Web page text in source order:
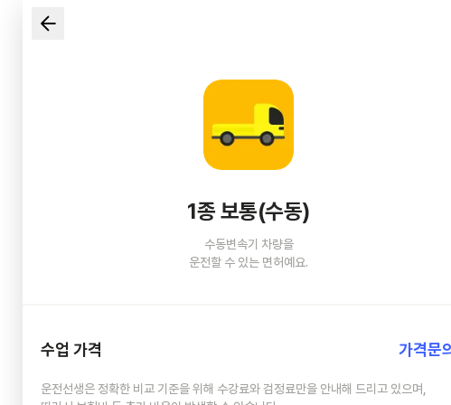
1종 보통(수동)
수동변속기 차량을
운전할 수 있는 면허예요.
수업 가격 가격문
운전선생은 정확한 비교 기준을 위해 수강료와 검정료만을 안내해 드리고 있으며,